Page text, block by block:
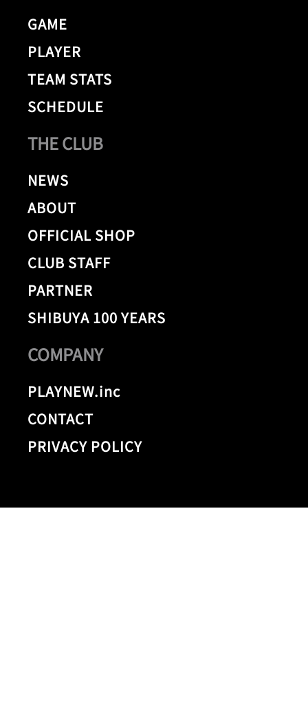
THE CLUB
NEWS
ABOUT
OFFICIAL SHOP
CLUB STAFF
PARTNER
SHIBUYA 100 YEARS
COMPANY
PLAYNEW.inc
CONTACT
PRIVACY POLICY
GAME
PLAYER
TEAM STATS
SCHEDULE